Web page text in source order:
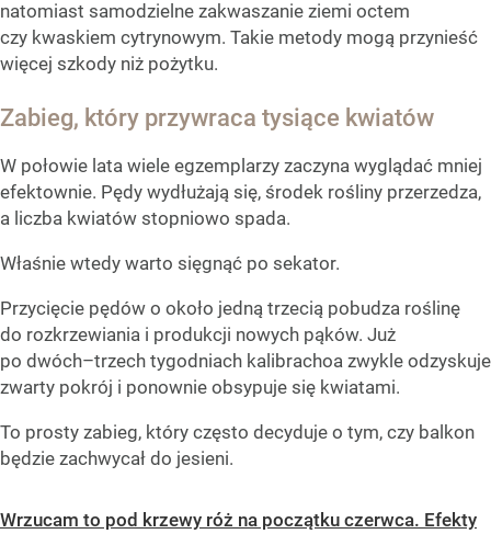
natomiast samodzielne zakwaszanie ziemi octem
czy kwaskiem cytrynowym. Takie metody mogą przynieść
więcej szkody niż pożytku.
Zabieg, który przywraca tysiące kwiatów
W połowie lata wiele egzemplarzy zaczyna wyglądać mniej
efektownie. Pędy wydłużają się, środek rośliny przerzedza,
a liczba kwiatów stopniowo spada.
Właśnie wtedy warto sięgnąć po sekator.
Przycięcie pędów o około jedną trzecią pobudza roślinę
do rozkrzewiania i produkcji nowych pąków. Już
po dwóch–trzech tygodniach kalibrachoa zwykle odzyskuje
zwarty pokrój i ponownie obsypuje się kwiatami.
To prosty zabieg, który często decyduje o tym, czy balkon
będzie zachwycał do jesieni.
Wrzucam to pod krzewy róż na początku czerwca. Efekty